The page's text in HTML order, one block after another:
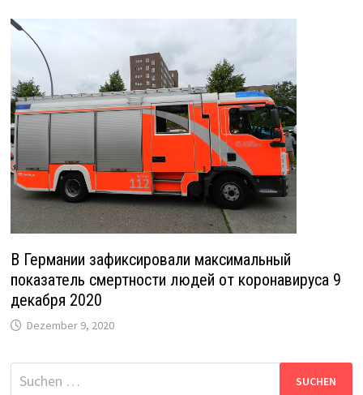
В Германии зафиксировали максимальный
показатель смертности людей от коронавируса 9
декабря 2020
Dezember 9, 2020
Suche